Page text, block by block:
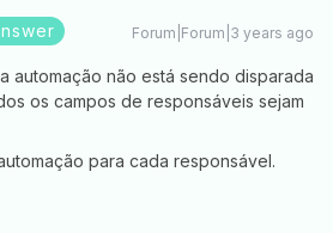
Forum|Forum|3 years ago
automação não está sendo disparada
os campos de responsáveis sejam
para cada responsável.